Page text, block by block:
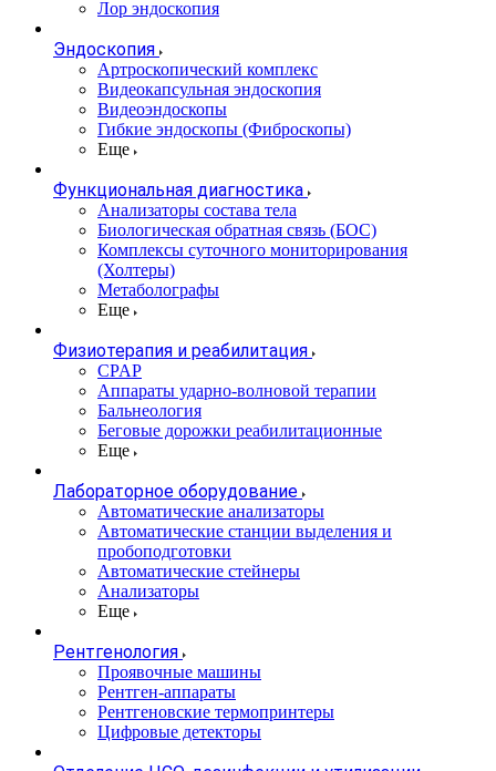
Лор эндоскопия
Эндоскопия
Артроскопический комплекс
Видеокапсульная эндоскопия
Видеоэндоскопы
Гибкие эндоскопы (Фиброcкопы)
Еще
Функциональная диагностика
Анализаторы состава тела
Биологическая обратная связь (БОС)
Комплексы суточного мониторирования
(Холтеры)
Метаболографы
Еще
Физиотерапия и реабилитация
CPAP
Аппараты ударно-волновой терапии
Бальнеология
Беговые дорожки реабилитационные
Еще
Лабораторное оборудование
Автоматические анализаторы
Автоматические станции выделения и
пробоподготовки
Автоматические стейнеры
Анализаторы
Еще
Рентгенология
Проявочные машины
Рентген-аппараты
Рентгеновские термопринтеры
Цифровые детекторы